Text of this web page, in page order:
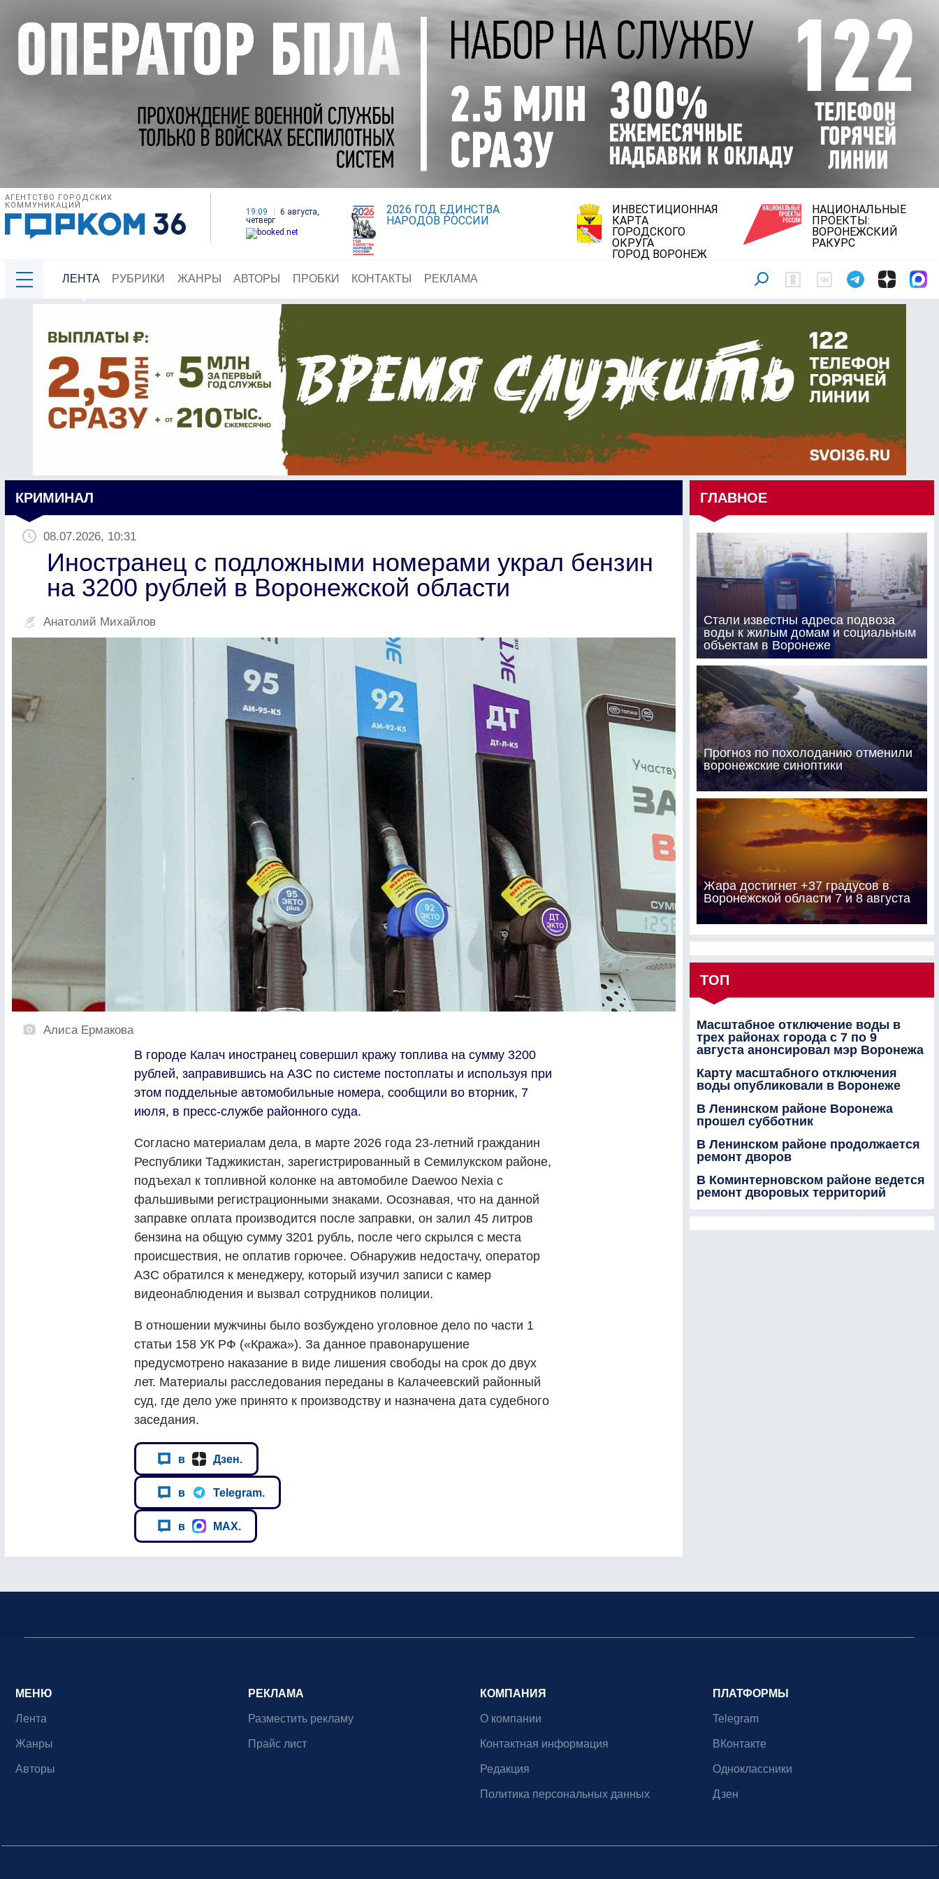
АГЕНТСТВО ГОРОДСКИХ
КОММУНИКАЦИЙ
19:09
6 августа,
четверг
2026 ГОД ЕДИНСТВА
НАРОДОВ РОССИИ
ИНВЕСТИЦИОННАЯ
КАРТА
ГОРОДСКОГО
ОКРУГА
ГОРОД ВОРОНЕЖ
НАЦИОНАЛЬНЫЕ
ПРОЕКТЫ:
ВОРОНЕЖСКИЙ
РАКУРС
ЛЕНТА РУБРИКИ ЖАНРЫ АВТОРЫ ПРОБКИ КОНТАКТЫ РЕКЛАМА
КРИМИНАЛ
08.07.2026, 10:31
Иностранец с подложными номерами украл бензин
на 3200 рублей в Воронежской области
Анатолий Михайлов
Алиса Ермакова
В городе Калач иностранец совершил кражу топлива на сумму 3200
рублей, заправившись на АЗС по системе постоплаты и используя при
этом поддельные автомобильные номера, сообщили во вторник, 7
июля, в пресс-службе районного суда.
Согласно материалам дела, в марте 2026 года 23-летний гражданин
Республики Таджикистан, зарегистрированный в Семилукском районе,
подъехал к топливной колонке на автомобиле Daewoo Nexia с
фальшивыми регистрационными знаками. Осознавая, что на данной
заправке оплата производится после заправки, он залил 45 литров
бензина на общую сумму 3201 рубль, после чего скрылся с места
происшествия, не оплатив горючее. Обнаружив недостачу, оператор
АЗС обратился к менеджеру, который изучил записи с камер
видеонаблюдения и вызвал сотрудников полиции.
В отношении мужчины было возбуждено уголовное дело по части 1
статьи 158 УК РФ («Кража»). За данное правонарушение
предусмотрено наказание в виде лишения свободы на срок до двух
лет. Материалы расследования переданы в Калачеевский районный
суд, где дело уже принято к производству и назначена дата судебного
заседания.
в Дзен.
в Telegram.
в MAX.
ГЛАВНОЕ
Стали известны адреса подвоза
воды к жилым домам и социальным
объектам в Воронеже
Прогноз по похолоданию отменили
воронежские синоптики
Жара достигнет +37 градусов в
Воронежской области 7 и 8 августа
ТОП
Масштабное отключение воды в
трех районах города с 7 по 9
августа анонсировал мэр Воронежа
Карту масштабного отключения
воды опубликовали в Воронеже
В Ленинском районе Воронежа
прошел субботник
В Ленинском районе продолжается
ремонт дворов
В Коминтерновском районе ведется
ремонт дворовых территорий
МЕНЮ
Лента
Жанры
Авторы
РЕКЛАМА
Разместить рекламу
Прайс лист
КОМПАНИЯ
О компании
Контактная информация
Редакция
Политика персональных данных
ПЛАТФОРМЫ
Telegram
ВКонтакте
Одноклассники
Дзен